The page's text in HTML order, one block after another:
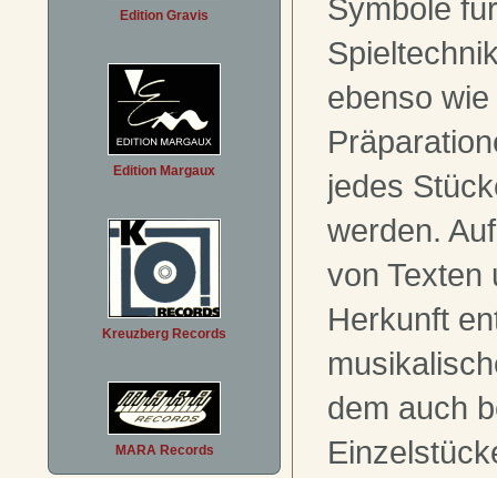
Edition Gravis
Edition Margaux
Kreuzberg Records
MARA Records
Symbole
ebenso
jedes
werden.
von Texten
Herkunft
dem auch